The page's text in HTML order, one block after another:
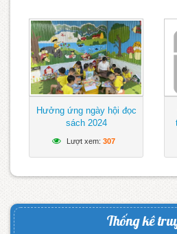
Hưởng ứng ngày hội đọc
sách 2024
Lượt xem: 307
Thống kê